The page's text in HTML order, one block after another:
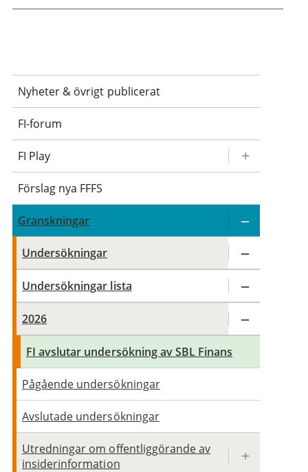
Nyheter & övrigt publicerat
FI-forum
FI Play
Förslag nya FFFS
Granskningar
Undersökningar
Undersökningar lista
2026
FI avslutar undersökning av SBL Finans
Pågående undersökningar
Avslutade undersökningar
Utredningar om offentliggörande av
insiderinformation